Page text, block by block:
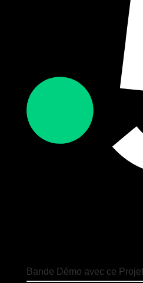
Bande Démo avec ce Projet